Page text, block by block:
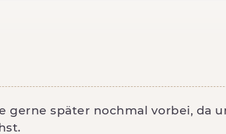
später nochmal vorbei, da